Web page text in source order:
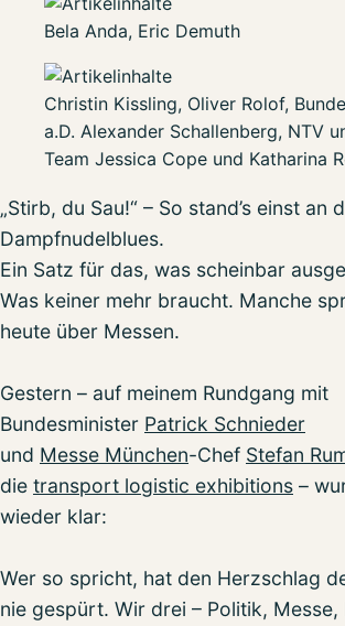
Bela Anda, Eric Demuth
Christin Kissling, Oliver Rolof,
a.D. Alexander Schallenberg, NTV
Team Jessica Cope und Katharina
„Stirb, du Sau!“ – So stand’s einst an
Dampfnudelblues.
Ein Satz für das, was scheinbar
Was keiner mehr braucht. Manche
heute über Messen.
Gestern – auf meinem Rundgang mit
Bundesminister Patrick Schnieder
und Messe München-Chef Stefan
die transport logistic exhibitions –
wieder klar:
Wer so spricht, hat den Herzschlag
nie gespürt. Wir drei – Politik,